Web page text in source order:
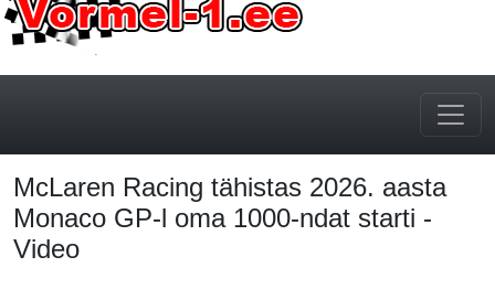
McLaren Racing tähistas 2026. aasta
Monaco GP-l oma 1000-ndat starti -
Video